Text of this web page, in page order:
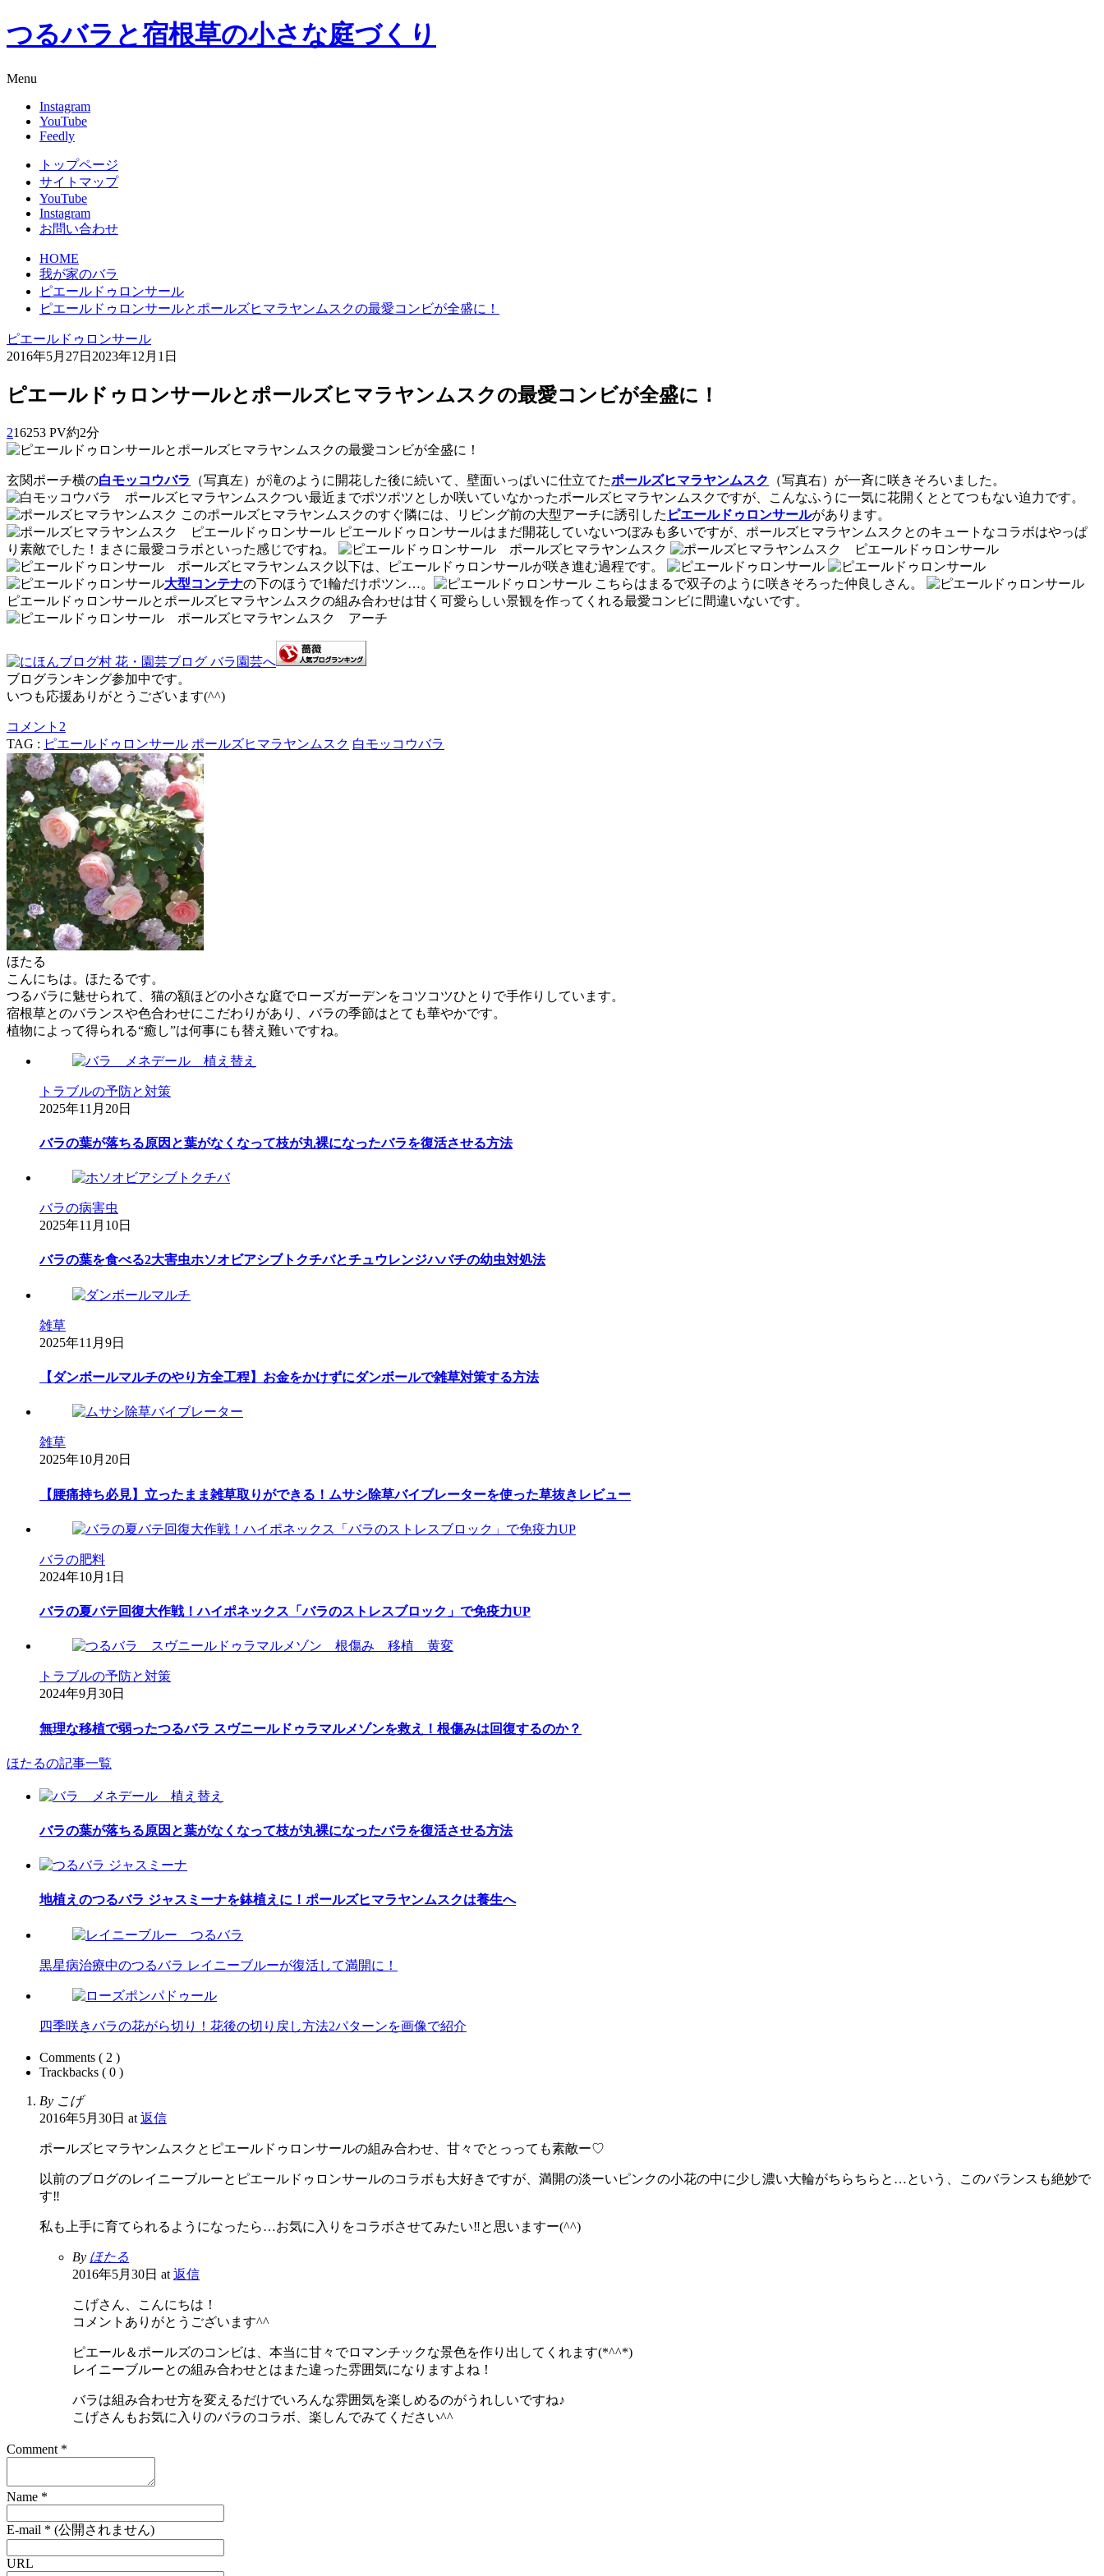
つるバラと宿根草の小さな庭づくり
Menu
Instagram
YouTube
Feedly
トップページ
サイトマップ
YouTube
Instagram
お問い合わせ
HOME
我が家のバラ
ピエールドゥロンサール
ピエールドゥロンサールとポールズヒマラヤンムスクの最愛コンビが全盛に！
ピエールドゥロンサール
2016年5月27日 2023年12月1日
ピエールドゥロンサールとポールズヒマラヤンムスクの最愛コンビが全盛に！
216253 PV約2分
玄関ポーチ横の白モッコウバラ （写真左）が滝のように開花した後に続いて、壁面いっぱいに仕立てたポールズヒマラヤンムスク
（写真右）が一斉に咲きそろいました。
つい最近までポツポツとしか咲いていなかったポールズヒマラヤンムスクですが、こんなふうに一気に花開くととてつもない迫力です。
このポールズヒマラヤンムスクのすぐ隣には、リビング前の大型アーチに誘引した ピエールドゥロンサールがあります。
ピエールドゥロンサールはまだ開花していないつぼみも多いですが、ポールズヒマラヤンムスクとのキュートなコラボはやっぱ
り素敵でした！まさに最愛コラボといった感じですね。
以下は、ピエールドゥロンサールが咲き進む過程です。
大型コンテナの下のほうで1輪だけポツン…。
こちらはまるで双子のように咲きそろった仲良しさん。
ピエールドゥロンサールとポールズヒマラヤンムスクの組み合わせは甘く可愛らしい景観を作ってくれる最愛コンビに間違いないです。
ブログランキング参加中です。
いつも応援ありがとうございます(^^)
コメント 2
TAG : ピエールドゥロンサール ポールズヒマラヤンムスク 白モッコウバラ
ほたる
こんにちは。ほたるです。
つるバラに魅せられて、猫の額ほどの小さな庭でローズガーデンをコツコツひとりで手作りしています。
宿根草とのバランスや色合わせにこだわりがあり、バラの季節はとても華やかです。
植物によって得られる“癒し”は何事にも替え難いですね。
トラブルの予防と対策
2025年11月20日
バラの葉が落ちる原因と葉がなくなって枝が丸裸になったバラを復活させる方法
バラの病害虫
2025年11月10日
バラの葉を食べる2大害虫ホソオビアシブトクチバとチュウレンジハバチの幼虫対処法
雑草
2025年11月9日
【ダンボールマルチのやり方全工程】お金をかけずにダンボールで雑草対策する方法
雑草
2025年10月20日
【腰痛持ち必見】立ったまま雑草取りができる！ムサシ除草バイブレーターを使った草抜きレビュー
バラの肥料
2024年10月1日
バラの夏バテ回復大作戦！ハイポネックス「バラのストレスブロック」で免疫力UP
トラブルの予防と対策
2024年9月30日
無理な移植で弱ったつるバラ スヴニールドゥラマルメゾンを救え！根傷みは回復するのか？
ほたるの記事一覧
バラの葉が落ちる原因と葉がなくなって枝が丸裸になったバラを復活させる方法
地植えのつるバラ ジャスミーナを鉢植えに！ポールズヒマラヤンムスクは養生へ
黒星病治療中のつるバラ レイニーブルーが復活して満開に！
四季咲きバラの花がら切り！花後の切り戻し方法2パターンを画像で紹介
Comments ( 2 )
Trackbacks ( 0 )
By こげ
2016年5月30日 at 返信
ポールズヒマラヤンムスクとピエールドゥロンサールの組み合わせ、甘々でとっっても素敵ー♡
以前のブログのレイニーブルーとピエールドゥロンサールのコラボも大好きですが、満開の淡ーいピンクの小花の中に少し濃い大輪がちらちらと…という、このバランスも絶妙で
す‼︎
私も上手に育てられるようになったら…お気に入りをコラボさせてみたい‼︎と思いますー(^^)
By ほたる
2016年5月30日 at 返信
こげさん、こんにちは！
コメントありがとうございます^^
ピエール＆ポールズのコンビは、本当に甘々でロマンチックな景色を作り出してくれます(*^^*)
レイニーブルーとの組み合わせとはまた違った雰囲気になりますよね！
バラは組み合わせ方を変えるだけでいろんな雰囲気を楽しめるのがうれしいですね♪
こげさんもお気に入りのバラのコラボ、楽しんでみてください^^
Comment *
Name *
E-mail * (公開されません)
URL